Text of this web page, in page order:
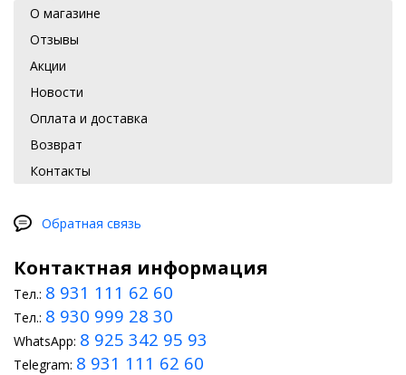
О магазине
Отзывы
Акции
Новости
Оплата и доставка
Возврат
Контакты
Обратная связь
Контактная информация
Тел.: 8 931 111 62 60
Тел.: 8 930 999 28 30
WhatsApp: 8 925 342 95 93
Telegram: 8 931 111 62 60